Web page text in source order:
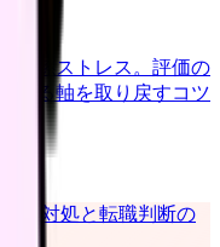
関係ストレス。評価の
する軸を取り戻すコツ